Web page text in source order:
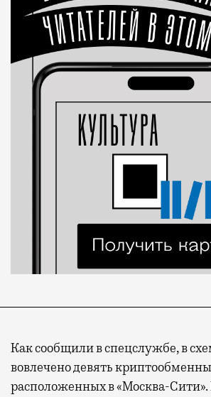
Как сообщили в спецслужбе, в
вовлечено девять
расположенных в «Москва-